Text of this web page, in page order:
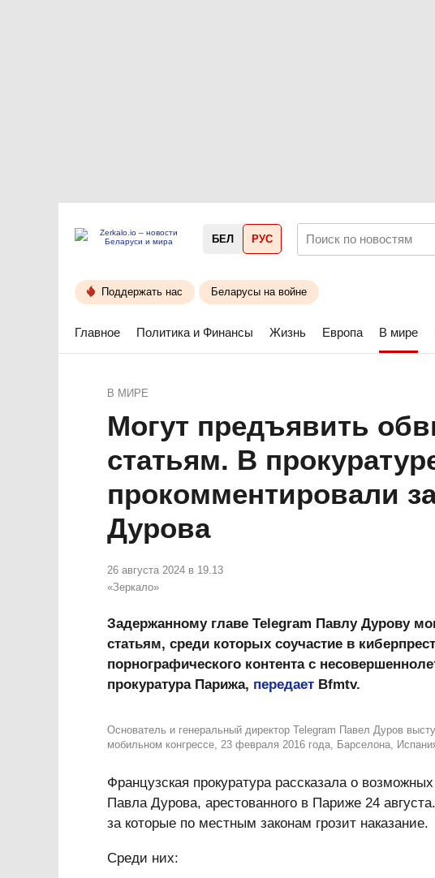
БЕЛ РУС
Поддержать нас Беларусы на войне
Главное Политика и Финансы Жизнь Европа В мире
В МИРЕ
Могут предъявить
статьям. В
прокомментировали
Дурова
26 августа 2024 в 19.13
«Зеркало»
Задержанному главе Telegram Павлу Дурову
статьям, среди которых соучастие в
порнографического контента с
прокуратура Парижа, передает Bfmtv.
Основатель и генеральный директор Telegram Павел Дуров
мобильном конгрессе, 23 февраля 2016 года, Барселона,
Французская прокуратура рассказала о
Павла Дурова, арестованного в Париже 24
за которые по местным законам грозит наказание.
Среди них: